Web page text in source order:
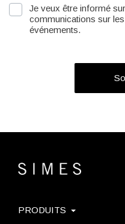
Je veux être informé
communications sur
événements.
PRODUITS